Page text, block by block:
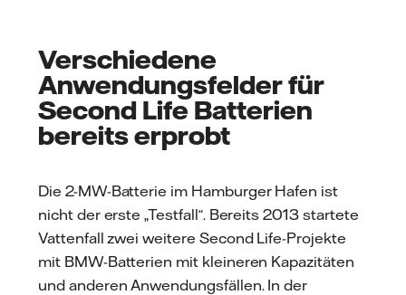
Verschiedene
Anwendungsfelder für
Second Life Batterien
bereits erprobt
Die 2-MW-Batterie im Hamburger Hafen ist
nicht der erste „Testfall“. Bereits 2013 startete
Vattenfall zwei weitere Second Life-Projekte
mit BMW-Batterien mit kleineren Kapazitäten
und anderen Anwendungsfällen. In der